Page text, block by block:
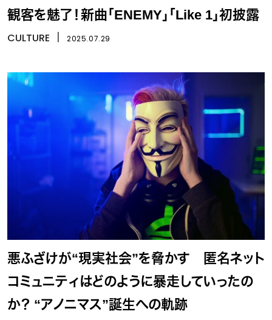
観客を魅了！新曲「ENEMY」「Like 1」初披露
CULTURE 2025.07.29
悪ふざけが“現実社会”を脅かす 匿名ネット
コミュニティはどのように暴走していったの
か？ “アノニマス”誕生への軌跡